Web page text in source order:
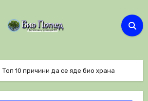
Топ 10 причини да се яде био храна